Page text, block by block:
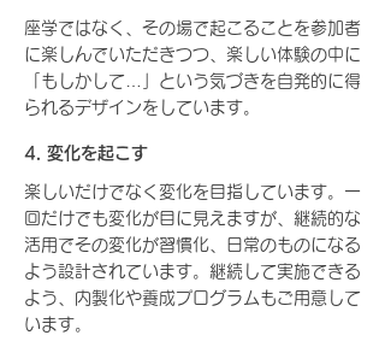
座学ではなく、その場で起こることを参加者
に楽しんでいただきつつ、楽しい体験の中に
「もしかして…」という気づきを自発的に得
られるデザインをしています。
4. 変化を起こす
楽しいだけでなく変化を目指しています。一
回だけでも変化が目に見えますが、継続的な
活用でその変化が習慣化、日常のものになる
よう設計されています。継続して実施できる
よう、内製化や養成プログラムもご用意して
います。